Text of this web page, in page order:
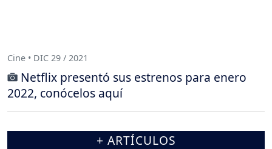
Cine • DIC 29 / 2021
Netflix presentó sus estrenos para enero
2022, conócelos aquí
+ ARTÍCULOS